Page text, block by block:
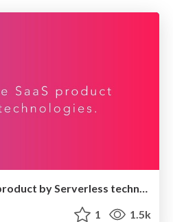
Build and Scale SaaS product by Serverless technologies. / jaws-days-2019
1 1.5k